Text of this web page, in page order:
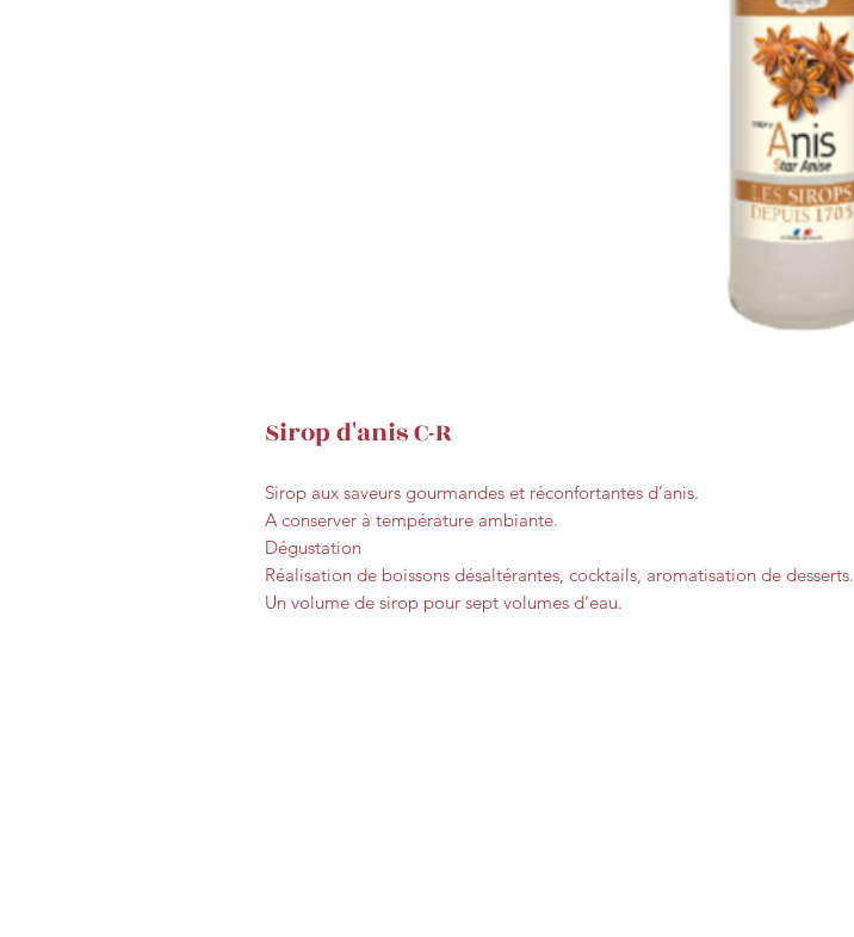
Sirop d'anis C-R
Sirop aux saveurs gourmandes et réconfortantes d’anis.
A conserver à température ambiante.
Dégustation
Réalisation de boissons désaltérantes, cocktails, aromatisation de desserts.
Un volume de sirop pour sept volumes d’eau.